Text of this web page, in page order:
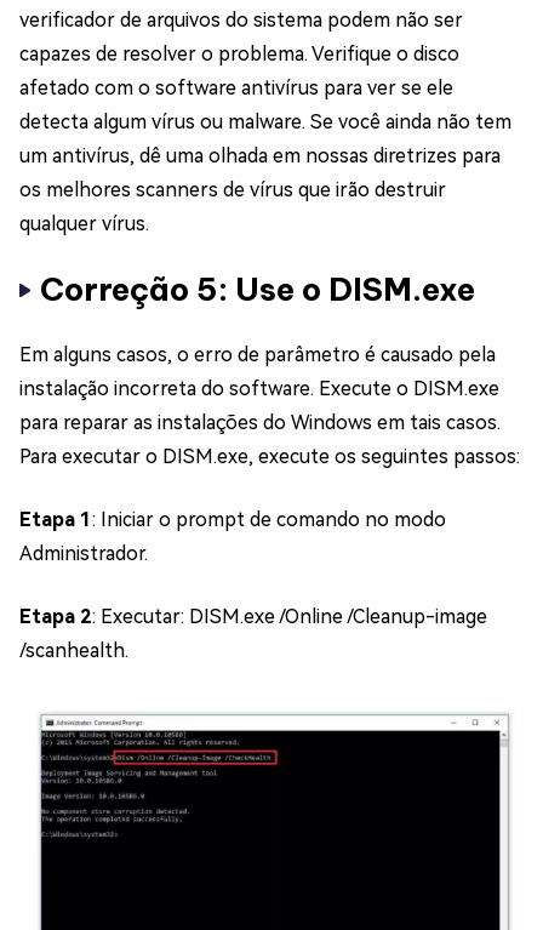
verificador de arquivos do sistema podem não ser
capazes de resolver o problema. Verifique o disco
afetado com o software antivírus para ver se ele
detecta algum vírus ou malware. Se você ainda não tem
um antivírus, dê uma olhada em nossas diretrizes para
os melhores scanners de vírus que irão destruir
qualquer vírus.
Correção 5: Use o DISM.exe
Em alguns casos, o erro de parâmetro é causado pela
instalação incorreta do software. Execute o DISM.exe
para reparar as instalações do Windows em tais casos.
Para executar o DISM.exe, execute os seguintes passos:
Etapa 1 : Iniciar o prompt de comando no modo
Administrador.
Etapa 2: Executar: DISM.exe /Online /Cleanup-image
/scanhealth.